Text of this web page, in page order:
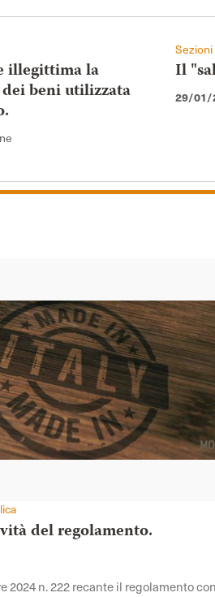
illegittima la
beni utilizzata
Il
29/01/
del regolamento.
2024 n. 222 recante il regolamento